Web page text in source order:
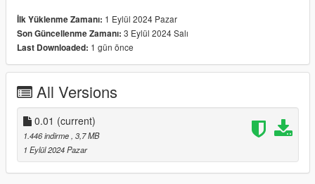
İlk Yüklenme Zamanı: 1 Eylül 2024 Pazar
Son Güncellenme Zamanı: 3 Eylül 2024 Salı
Last Downloaded: 1 gün önce
All Versions
0.01 (current)
1.446 indirme, 3,7 MB
1 Eylül 2024 Pazar